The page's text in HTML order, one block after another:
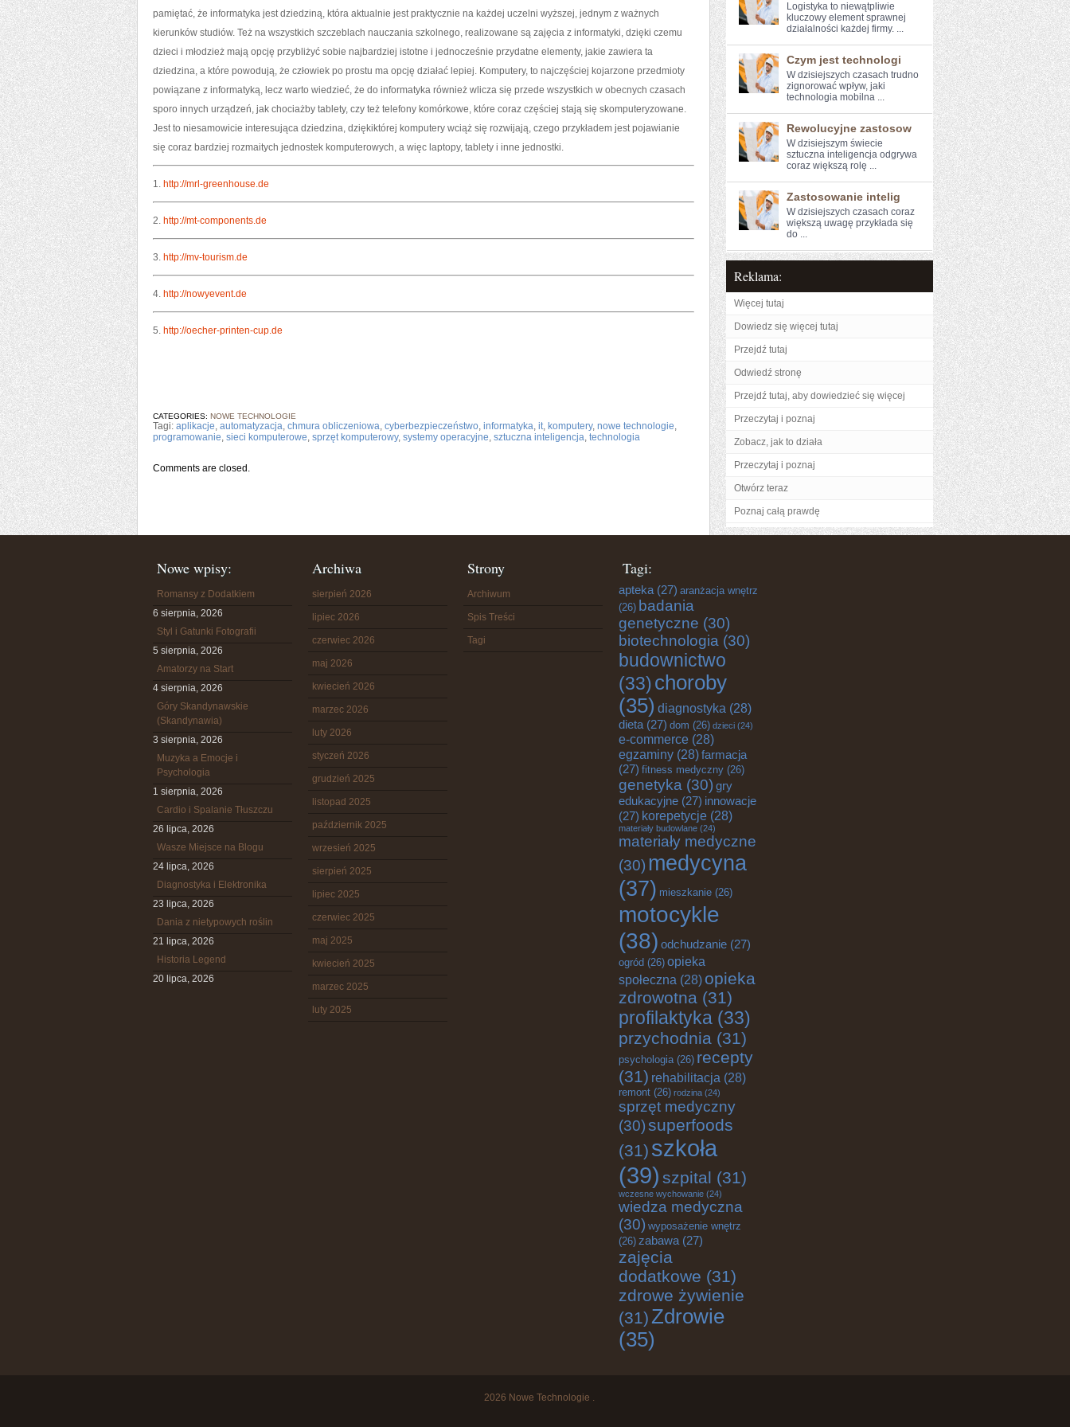
pamiętać, że informatyka jest dziedziną, która aktualnie jest praktycznie na każdej uczelni wyższej, jednym z ważnych
kierunków studiów. Też na wszystkich szczeblach nauczania szkolnego, realizowane są zajęcia z informatyki, dzięki czemu
dzieci i młodzież mają opcję przybliżyć sobie najbardziej istotne i jednocześnie przydatne elementy, jakie zawiera ta
dziedzina, a które powodują, że człowiek po prostu ma opcję działać lepiej. Komputery, to najczęściej kojarzone przedmioty
powiązane z informatyką, lecz warto wiedzieć, że do informatyka również wlicza się przede wszystkich w obecnych czasach
sporo innych urządzeń, jak chociażby tablety, czy też telefony komórkowe, które coraz częściej stają się skomputeryzowane.
Jest to niesamowicie interesująca dziedzina, dziękiktórej komputery wciąż się rozwijają, czego przykładem jest pojawianie
się coraz bardziej rozmaitych jednostek komputerowych, a więc laptopy, tablety i inne jednostki.
1. http://mrl-greenhouse.de
2. http://mt-components.de
3. http://mv-tourism.de
4. http://nowyevent.de
5. http://oecher-printen-cup.de
CATEGORIES: NOWE TECHNOLOGIE
Tagi: aplikacje, automatyzacja, chmura obliczeniowa, cyberbezpieczeństwo, informatyka, it, komputery, nowe technologie,
programowanie, sieci komputerowe, sprzęt komputerowy, systemy operacyjne, sztuczna inteligencja, technologia
Comments are closed.
Logistyka to niewątpliwie
kluczowy element sprawnej
działalności każdej firmy. ...
Czym jest technologi
W dzisiejszych czasach‍ trudno
zignorować wpływ,‍ jaki‌
technologia mobilna ...
Rewolucyjne zastosow
W dzisiejszym świecie
sztuczna inteligencja‌ odgrywa
coraz większą​ rolę ...
Zastosowanie intelig
W dzisiejszych czasach coraz
‍większą​ uwagę ⁣przykłada się
do ...
Reklama:
Więcej tutaj
Dowiedz się więcej tutaj
Przejdź tutaj
Odwiedź stronę
Przejdź tutaj, aby dowiedzieć się więcej
Przeczytaj i poznaj
Zobacz, jak to działa
Przeczytaj i poznaj
Otwórz teraz
Poznaj całą prawdę
Nowe wpisy:
Romansy z Dodatkiem
6 sierpnia, 2026
Styl i Gatunki Fotografii
5 sierpnia, 2026
Amatorzy na Start
4 sierpnia, 2026
Góry Skandynawskie
(Skandynawia)
3 sierpnia, 2026
Muzyka a Emocje i
Psychologia
1 sierpnia, 2026
Cardio i Spalanie Tłuszczu
26 lipca, 2026
Wasze Miejsce na Blogu
24 lipca, 2026
Diagnostyka i Elektronika
23 lipca, 2026
Dania z nietypowych roślin
21 lipca, 2026
Historia Legend
20 lipca, 2026
Archiwa
sierpień 2026
lipiec 2026
czerwiec 2026
maj 2026
kwiecień 2026
marzec 2026
luty 2026
styczeń 2026
grudzień 2025
listopad 2025
październik 2025
wrzesień 2025
sierpień 2025
lipiec 2025
czerwiec 2025
maj 2025
kwiecień 2025
marzec 2025
luty 2025
Strony
Archiwum
Spis Treści
Tagi
Tagi:
apteka (27) aranżacja wnętrz
(26) badania
genetyczne (30)
biotechnologia (30)
budownictwo
(33)choroby
(35) diagnostyka (28)
dieta (27) dom (26) dzieci (24)
e-commerce (28)
egzaminy (28)farmacja
(27) fitness medyczny (26)
genetyka (30) gry
edukacyjne (27) innowacje
(27) korepetycje (28)
materiały budowlane (24)
materiały medyczne
(30) medycyna
(37) mieszkanie (26)
motocykle
(38) odchudzanie (27)
ogród (26) opieka
społeczna (28) opieka
zdrowotna (31)
profilaktyka (33)
przychodnia (31)
psychologia(26) recepty
(31) rehabilitacja (28)
remont (26) rodzina (24)
sprzęt medyczny
(30)superfoods
(31) szkoła
(39) szpital (31)
wczesne wychowanie (24)
wiedza medyczna
(30) wyposażenie wnętrz
(26) zabawa (27)
zajęcia
dodatkowe (31)
zdrowe żywienie
(31)Zdrowie
(35)
2026 Nowe Technologie .